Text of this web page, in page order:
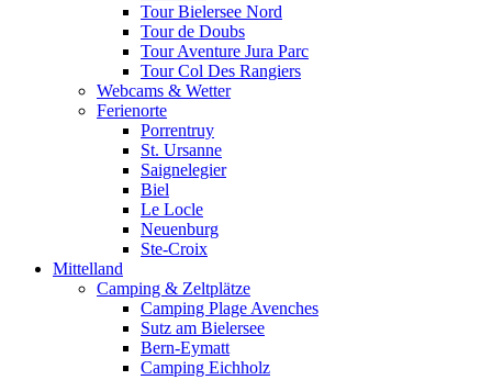
Tour Bielersee Nord
Tour de Doubs
Tour Aventure Jura Parc
Tour Col Des Rangiers
Webcams & Wetter
Ferienorte
Porrentruy
St. Ursanne
Saignelegier
Biel
Le Locle
Neuenburg
Ste-Croix
Mittelland
Camping & Zeltplätze
Camping Plage Avenches
Sutz am Bielersee
Bern-Eymatt
Camping Eichholz